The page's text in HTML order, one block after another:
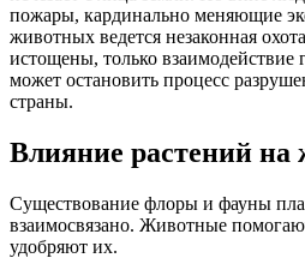
пожары, кардинально меняющие
животных ведется незаконная
истощены, только взаимодействие
может остановить процесс
страны.
Влияние растений
Существование флоры и фауны
взаимосвязано. Животные
удобряют их.